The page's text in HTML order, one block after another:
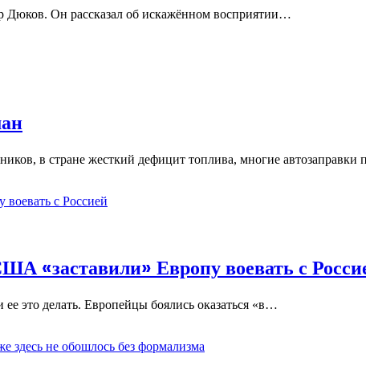
Он рассказал об искажённом восприятии…
в стране жесткий дефицит топлива, многие автозаправки
«заставили» Европу воевать с
это делать. Европейцы боялись оказаться «в…